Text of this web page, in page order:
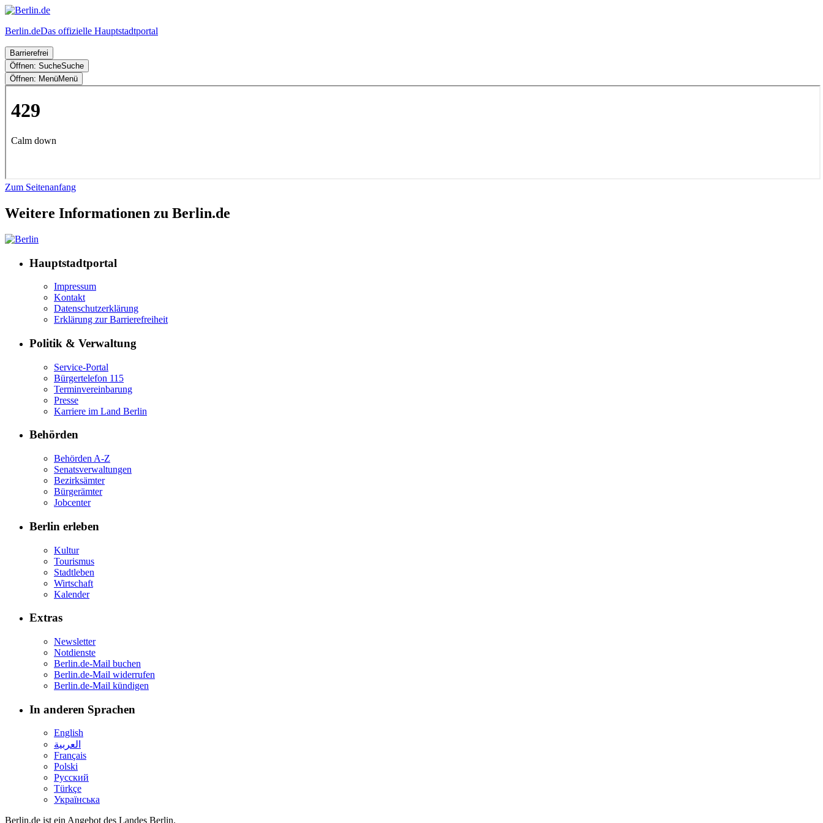
Berlin.deDas offizielle Hauptstadtportal
Barrierefrei
Öffnen: SucheSuche
Öffnen: MenüMenü
Zum Seitenanfang
Weitere Informationen zu Berlin.de
Hauptstadtportal
Impressum
Kontakt
Datenschutzerklärung
Erklärung zur Barrierefreiheit
Politik & Verwaltung
Service-Portal
Bürgertelefon 115
Terminvereinbarung
Presse
Karriere im Land Berlin
Behörden
Behörden A-Z
Senatsverwaltungen
Bezirksämter
Bürgerämter
Jobcenter
Berlin erleben
Kultur
Tourismus
Stadtleben
Wirtschaft
Kalender
Extras
Newsletter
Notdienste
Berlin.de-Mail buchen
Berlin.de-Mail widerrufen
Berlin.de-Mail kündigen
In anderen Sprachen
English
العربية
Français
Polski
Русский
Türkçe
Українська
Berlin.de ist ein Angebot des Landes Berlin.